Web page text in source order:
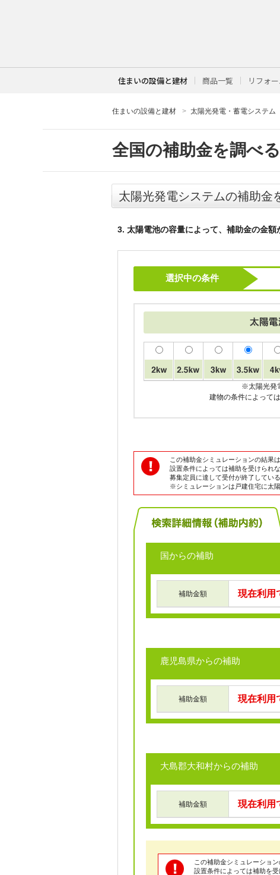
住まいの設備と建材 商品一覧 リフォ
住まいの設備と建材 太陽光発電・蓄電システム
全国の補助金を調べる
太陽光発電システムの補助金
3. 太陽電池の容量によって、補助金の金額
選択中の条件
※太陽光発
建物の条件によって
この補助金シミュレーションの結果
設置条件によっては補助を受けられ
募集定員に達して受付が終了してい
※シミュレーションは戸建住宅に太
国からの補助
補助金額 現在利用
鹿児島県からの補助
補助金額 現在利用
大島郡大和村からの補助
補助金額 現在利用
この補助金シミュレーショ
設置条件によっては補助を